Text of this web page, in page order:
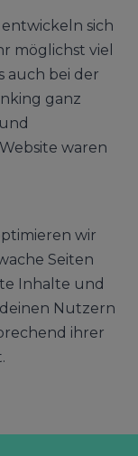
sich
möglichst viel
auch bei der
ganz
waren
wir
Seiten
Inhalte und
Nutzern
ihrer